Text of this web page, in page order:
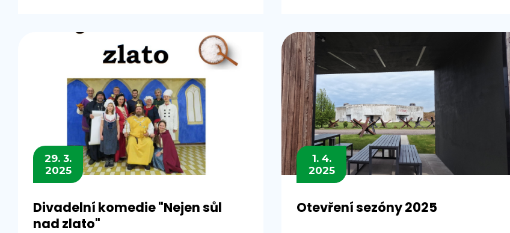
29. 3.
2025
Divadelní komedie "Nejen sůl
nad zlato"
1. 4.
2025
Otevření sezóny 2025